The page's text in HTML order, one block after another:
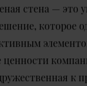
стена — это
которое
ценности
к